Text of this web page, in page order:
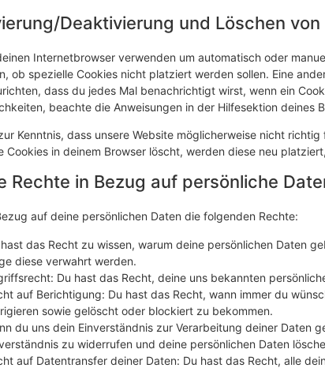
Deaktivierung und Löschen von
Internetbrowser verwenden um automatisch oder
ob spezielle Cookies nicht platziert werden sollen. Eine
dass du jedes Mal benachrichtigt wirst, wenn ein
beachte die Anweisungen in der Hilfesektion deines
Kenntnis, dass unsere Website möglicherweise nicht
Cookies in deinem Browser löscht, werden diese neu
Rechte in Bezug auf persönliche
auf deine persönlichen Daten die folgenden Rechte:
das Recht zu wissen, warum deine persönlichen Daten
diese verwahrt werden.
Du hast das Recht, deine uns bekannten
auf Berichtigung: Du hast das Recht, wann immer du
sowie gelöscht oder blockiert zu bekommen.
du uns dein Einverständnis zur Verarbeitung deiner Daten
zu widerrufen und deine persönlichen Daten
auf Datentransfer deiner Daten: Du hast das Recht, alle